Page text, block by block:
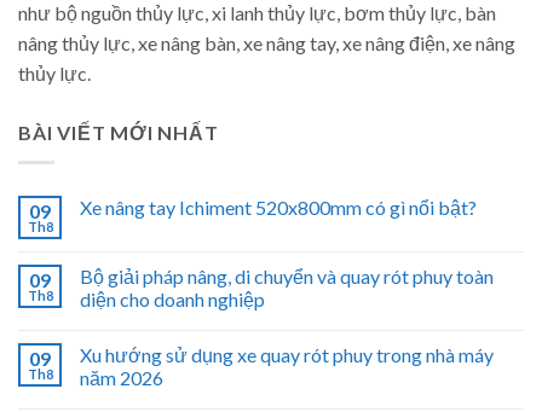
như bộ nguồn thủy lực, xi lanh thủy lực, bơm thủy lực, bàn
nâng thủy lực, xe nâng bàn, xe nâng tay, xe nâng điện, xe nâng
thủy lực.
BÀI VIẾT MỚI NHẤT
09
Th8
Xe nâng tay Ichiment 520x800mm có gì nổi bật?
09
Th8
Bộ giải pháp nâng, di chuyển và quay rót phuy toàn
diện cho doanh nghiệp
09
Th8
Xu hướng sử dụng xe quay rót phuy trong nhà máy
năm 2026